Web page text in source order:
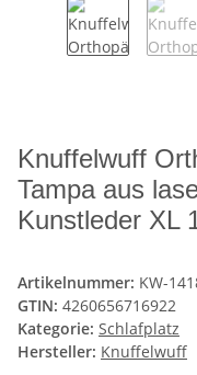
Knuffelwuff
Tampa aus
Kunstleder XL
Artikelnummer: KW-
GTIN: 4260656716922
Kategorie: Schlafplatz
Hersteller: Knuffelwuff